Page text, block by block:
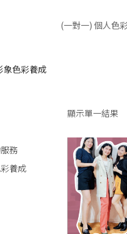
(一對一) 個人色
象色彩養成
顯示單一結果
務
養成